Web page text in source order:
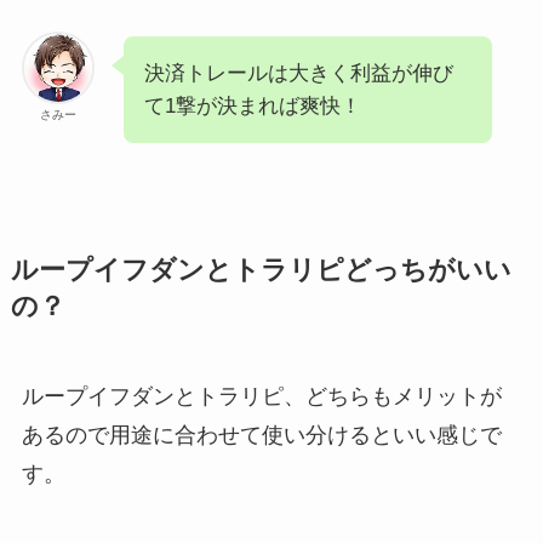
さみー
決済トレールは大きく利益が伸び
て1撃が決まれば爽快！
ループイフダンとトラリピどっちがいい
の？
ループイフダンとトラリピ、どちらもメリットが
あるので用途に合わせて使い分けるといい感じで
す。